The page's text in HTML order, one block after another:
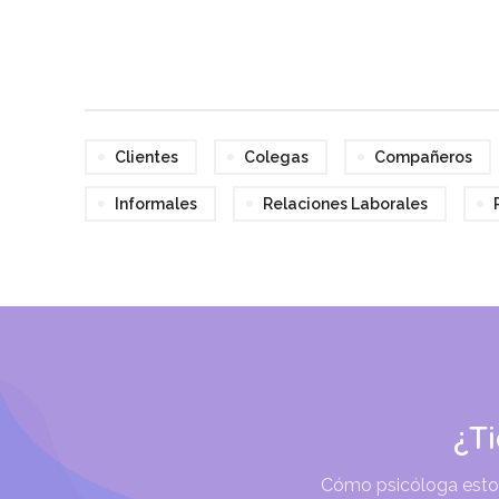
Clientes Colegas Compañeros
Informales Relaciones Laborales
Cómo psicóloga